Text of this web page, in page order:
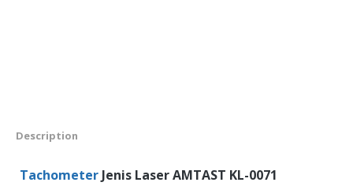
Description
TachometerJenis Laser AMTAST KL-0071